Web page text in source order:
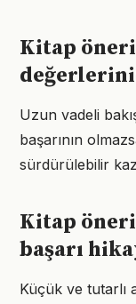
Kitap
Uzun vadeli
başarının
sürdürülebilir
Kitap
başarı
Küçük ve tutarlı